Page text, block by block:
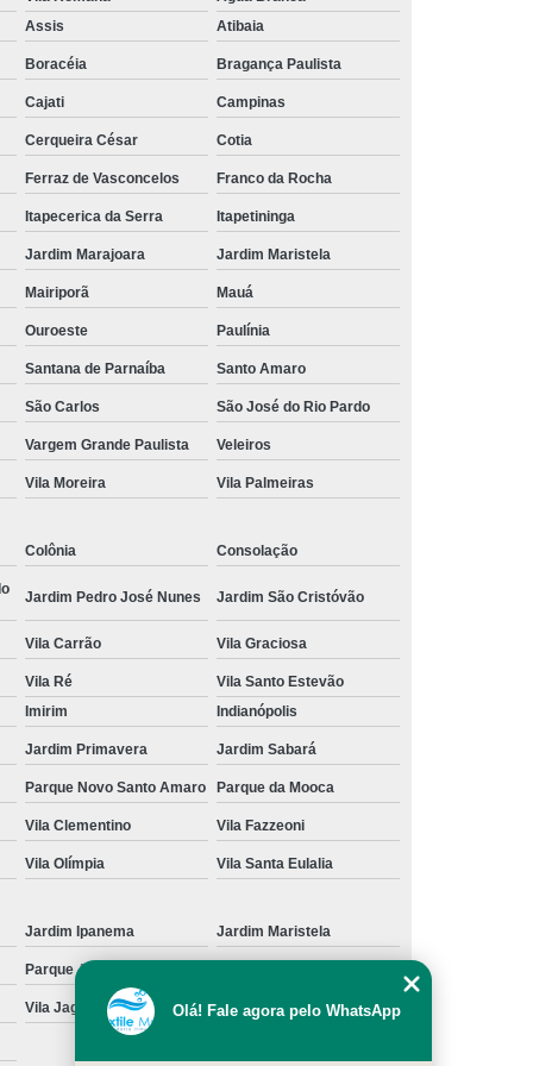
Toalha de Banho Fio Penteado
de Toalha de Banho Algodão
Locação de Toalha de Banho Grande
Aluguel de Toalha de Pedicure
Locação de Toalha de Manicure
Locação de Toalha Manicure Pedicure
de Toalha para Manicure e Pedicure
de Toalha para Pedicure e Manicure
Grande São Paulo
Locação de Toalha Banho e Rosto
de Toalha de Rosto Branca
de Toalha de Rosto Grande São Paulo
Locação de Toalha de Rosto Pequena
Locação de Toalha para Rosto
Aluguel de Toalha Industrial Nova
Aluguel de Toalha para Banheiro
de Toalha Industrial Grande São Paulo
Locação de Toalha Industrial São Paulo
Manta Absorção de óleo
óleo
Manta Absorvente Grande São Paulo
Assis Atibaia
Boracéia Bragança Paulista
Cajati Campinas
Cerqueira César Cotia
Ferraz de Vasconcelos Franco da Rocha
Itapecerica da Serra Itapetininga
Jardim Marajoara Jardim Maristela
Mairiporã Mauá
Ouroeste Paulínia
Santana de Parnaíba Santo Amaro
São Carlos São José do Rio Pardo
Vargem Grande Paulista Veleiros
Vila Moreira Vila Palmeiras
Colônia Consolação
Jardim Pedro José Nunes Jardim São Cristóvão
Vila Carrão Vila Graciosa
Vila Ré
Vila Santo Estevão
Imirim Indianópolis
Jardim Primavera Jardim Sabará
Parque Novo Santo Amaro Parque da Mooca
Vila Clementino Vila Fazzeoni
Vila Olímpia Vila Santa Eulalia
Jardim Ipanema Jardim Maristela
Parque Anhangüera
Vila Jaguara Vila Jaraguá
Olá! Fale agora pelo WhatsApp